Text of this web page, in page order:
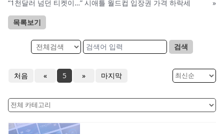
“1천달러 넘던 티켓이…” 시애틀 월드컵 입장권 가격 하락세
»
목록보기
검색
처음 « 5 » 마지막